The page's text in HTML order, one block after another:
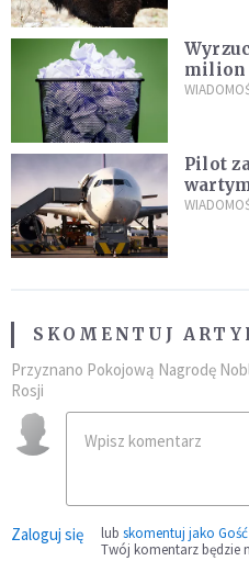
milion
Pilot
SKOMENTUJ
Przyznano Pokojową Nagrodę
Rosji
Zaloguj się lub skomentuj jako Gość
Twój komentarz będzie